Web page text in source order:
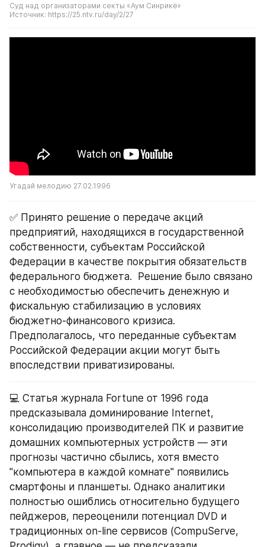
Суд над организаторами секты «Аум Синрикё»
Источник: https://25.ntv.ru/day/2/27
Угадай мелодию 27.02.1996
✅ Принято решение о передаче акций
предприятий, находящихся в государственной
собственности, субъектам Российской
Федерации в качестве покрытия обязательств
федерального бюджета.  Решение было связано
с необходимостью обеспечить денежную и
фискальную стабилизацию в условиях
бюджетно-финансового кризиса.
Предполагалось, что переданные субъектам
Российской Федерации акции могут быть
впоследствии приватизированы.
💻 Статья журнала Fortune от 1996 года
предсказывала доминирование Internet,
консолидацию производителей ПК и развитие
домашних компьютерных устройств — эти
прогнозы частично сбылись, хотя вместо
"компьютера в каждой комнате" появились
смартфоны и планшеты. Однако аналитики
полностью ошиблись относительно будущего
пейджеров, переоценили потенциал DVD и
традиционных on-line сервисов (CompuServe,